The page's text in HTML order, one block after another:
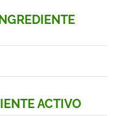
ACTIVO